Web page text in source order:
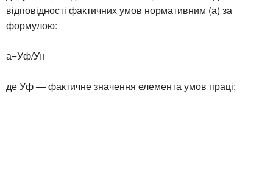
відповідності фактичних умов нормативним (а) за
формулою:
а=Уф/Ун
де Уф — фактичне значення елемента умов праці;